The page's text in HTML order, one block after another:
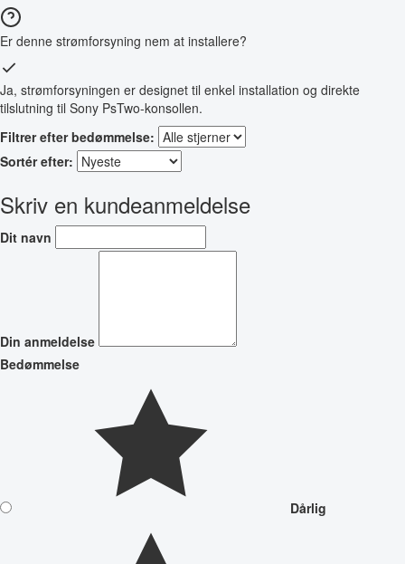
Er denne strømforsyning nem at installere?
Ja, strømforsyningen er designet til enkel installation og direkte
tilslutning til Sony PsTwo-konsollen.
Filtrer efter bedømmelse:
Sortér efter:
Skriv en kundeanmeldelse
Dit navn
Din anmeldelse
Bedømmelse
Dårlig